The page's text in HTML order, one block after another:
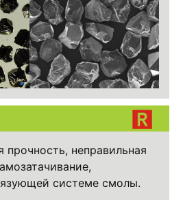
прочность, неправильная
системе смолы.